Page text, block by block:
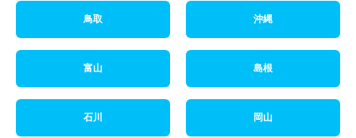
鳥取 沖縄
富山 島根
石川 岡山